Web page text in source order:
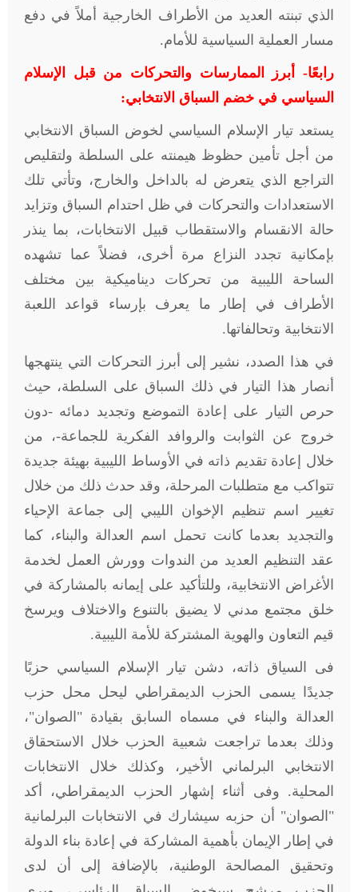
الذي تبنته العديد من الأطراف الخارجية أملاً في دفع
مسار العملية السياسية للأمام.
رابعًا- أبرز الممارسات والتحركات من قبل الإسلام
السياسي في خضم السباق الانتخابي:
يستعد تيار الإسلام السياسي لخوض السباق الانتخابي
من أجل تأمين حظوظ هيمنته على السلطة ولتقليص
التراجع الذي يتعرض له بالداخل والخارج، وتأتي تلك
الاستعدادات والتحركات في ظل احتدام السباق وتزايد
حالة الانقسام والاستقطاب قبيل الانتخابات، بما ينذر
بإمكانية تجدد النزاع مرة أخرى، فضلاً عما تشهده
الساحة الليبية من تحركات ديناميكية بين مختلف
الأطراف في إطار ما يعرف بإرساء قواعد اللعبة
الانتخابية وتحالفاتها.
في هذا الصدد، نشير إلى أبرز التحركات التي ينتهجها
أنصار هذا التيار في ذلك السباق على السلطة، حيث
حرص التيار على إعادة التموضع وتجديد دمائه -دون
خروج عن الثوابت والروافد الفكرية للجماعة-، من
خلال إعادة تقديم ذاته في الأوساط الليبية بهيئة جديدة
تتواكب مع متطلبات المرحلة، وقد حدث ذلك من خلال
تغيير اسم تنظيم الإخوان الليبي إلى جماعة الإحياء
والتجديد بعدما كانت تحمل اسم العدالة والبناء، كما
عقد التنظيم العديد من الندوات وورش العمل لخدمة
الأغراض الانتخابية، وللتأكيد على إيمانه بالمشاركة في
خلق مجتمع مدني لا يضيق بالتنوع والاختلاف ويرسخ
قيم التعاون والهوية المشتركة للأمة الليبية.
فى السياق ذاته، دشن تيار الإسلام السياسي حزبًا
جديدًا يسمى الحزب الديمقراطي ليحل محل حزب
العدالة والبناء في مسماه السابق بقيادة "الصوان"،
وذلك بعدما تراجعت شعبية الحزب خلال الاستحقاق
الانتخابي البرلماني الأخير، وكذلك خلال الانتخابات
المحلية. وفى أثناء إشهار الحزب الديمقراطي، أكد
"الصوان" أن حزبه سيشارك في الانتخابات البرلمانية
في إطار الإيمان بأهمية المشاركة في إعادة بناء الدولة
وتحقيق المصالحة الوطنية، بالإضافة إلى أن لدى